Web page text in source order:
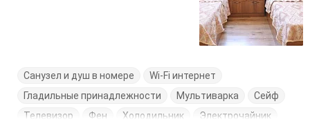
Санузел и душ в номере
Wi-Fi интернет
Гладильные принадлежности
Мультиварка
Сейф
Телевизор
Фен Холодильник
Электрочайник